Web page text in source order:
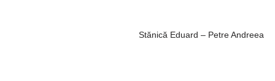
Stănică Eduard – Petre Andreea